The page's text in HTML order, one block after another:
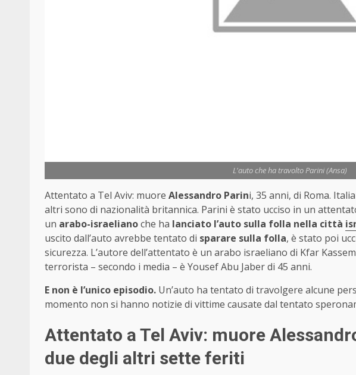
L'auto che ha travolto Parini (Ansa)
Attentato a Tel Aviv: muore Alessandro Parini, 35 anni, di Roma.
altri sono di nazionalità britannica. Parini è stato ucciso in un
un arabo-israelianoche ha lanciato l’auto sulla folla nella città
uscito dall’auto avrebbe tentato di sparare sulla folla, è stato poi
sicurezza. L’autore dell’attentato è un arabo israeliano di Kfar
terrorista – secondo i media – è Yousef Abu Jaber di 45 anni.
E non è l’unico episodio. Un’auto ha tentato di travolgere alcune
momento non si hanno notizie di vittime causate dal tentato
Attentato a Tel Aviv: muore
due degli altri sette feriti